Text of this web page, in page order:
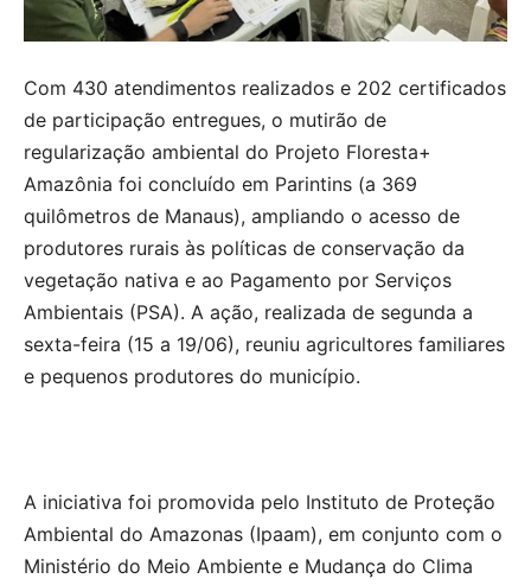
Com 430 atendimentos realizados e 202 certificados
de participação entregues, o mutirão de
regularização ambiental do Projeto Floresta+
Amazônia foi concluído em Parintins (a 369
quilômetros de Manaus), ampliando o acesso de
produtores rurais às políticas de conservação da
vegetação nativa e ao Pagamento por Serviços
Ambientais (PSA). A ação, realizada de segunda a
sexta-feira (15 a 19/06), reuniu agricultores familiares
e pequenos produtores do município.
A iniciativa foi promovida pelo Instituto de Proteção
Ambiental do Amazonas (Ipaam), em conjunto com o
Ministério do Meio Ambiente e Mudança do Clima